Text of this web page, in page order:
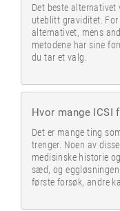
Det beste alternativet
uteblitt graviditet.
alternativet, mens
metodene har sine
du tar et valg.
Hvor mange ICSI
Det er mange ting
trenger. Noen av
medisinske historie
sæd, og
første forsøk, andre